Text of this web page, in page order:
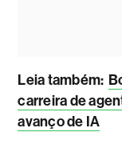
Leia também:
carreira de
avanço de IA